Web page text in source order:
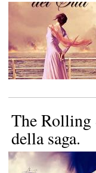
The Rolling
della saga.